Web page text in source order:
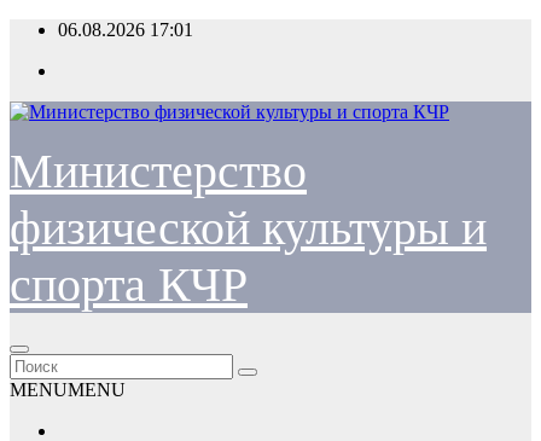
Перейти
содержимому
06.08.2026 17:01
Министерство
физической культуры и
спорта КЧР
MENUMENU